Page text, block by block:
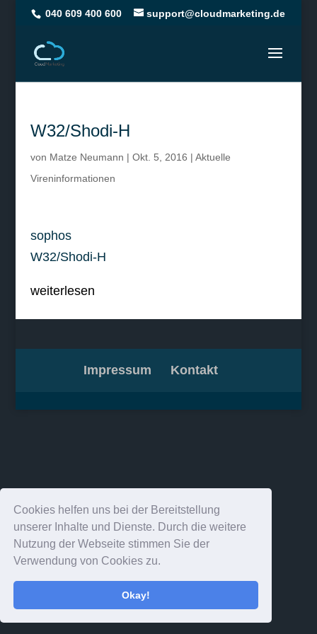
Cookies helfen uns bei der Bereitstellung
unserer Inhalte und Dienste. Durch die weitere
Nutzung der Webseite stimmen Sie der
Verwendung von Cookies zu.
Okay!
040 609 400 600 support@cloudmarketing.de
W32/Shodi-H
von Matze Neumann | Okt. 5, 2016 | Aktuelle
Vireninformationen
sophos
W32/Shodi-H
weiterlesen
Impressum Kontakt